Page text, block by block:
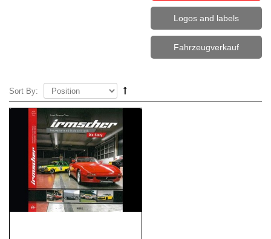
Logos and labels
Fahrzeugverkauf
Sort By: